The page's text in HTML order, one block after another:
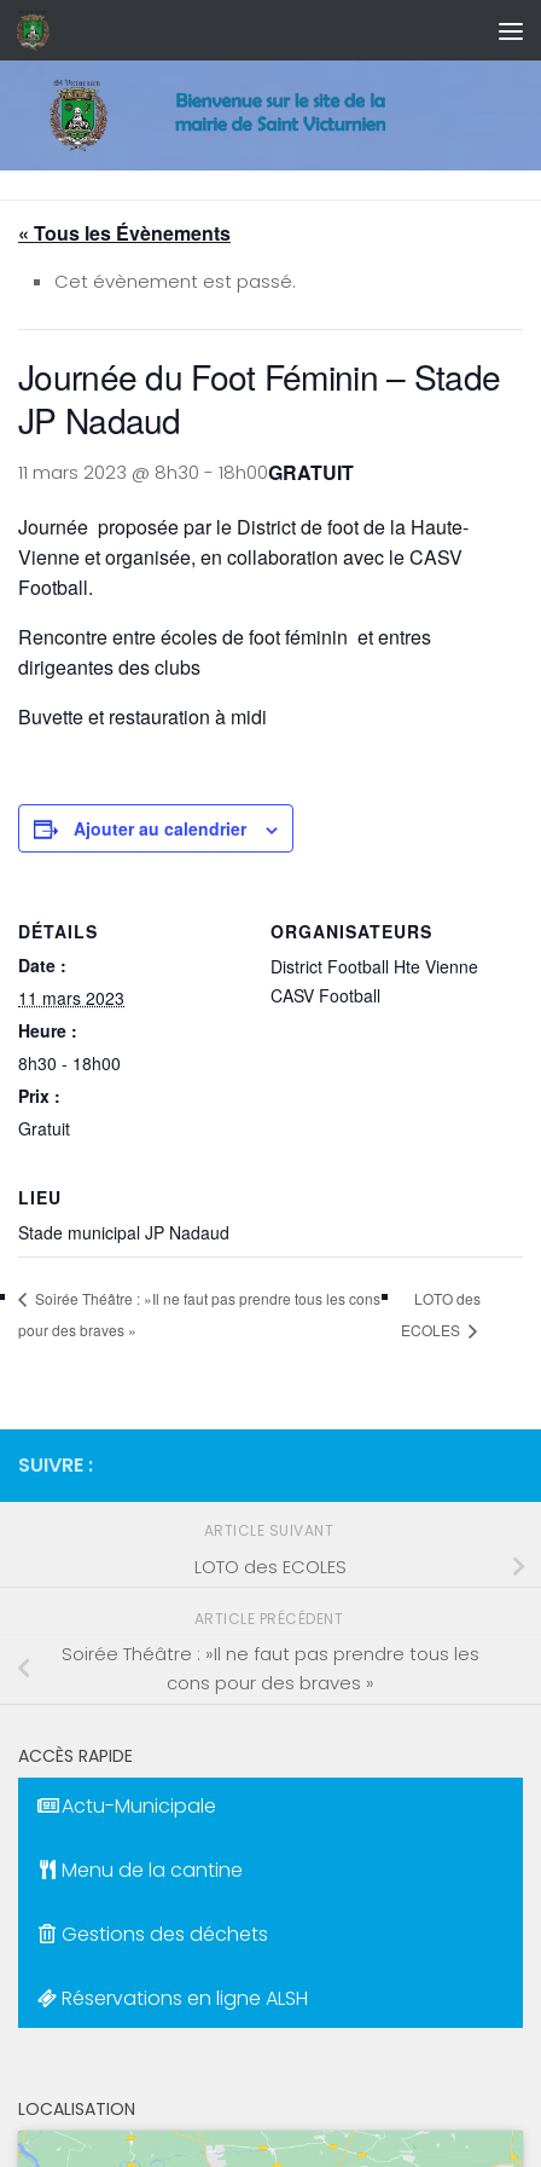
Skip to content
« Tous les Évènements
Cet évènement est passé.
Journée du Foot Féminin – Stade
JP Nadaud
11 mars 2023 @ 8h30 - 18h00GRATUIT
Journée proposée par le District de foot de la Haute-
Vienne et organisée, en collaboration avec le CASV
Football.
Rencontre entre écoles de foot féminin et entres
dirigeantes des clubs
Buvette et restauration à midi
Ajouter au calendrier
DÉTAILS
Date :
11 mars 2023
Heure :
8h30 - 18h00
Prix :
Gratuit
ORGANISATEURS
District Football Hte Vienne
CASV Football
LIEU
Stade municipal JP Nadaud
Soirée Théâtre : »Il ne faut pas prendre tous les cons
pour des braves »
LOTO des
ECOLES
SUIVRE :
ARTICLE SUIVANT
LOTO des ECOLES
ARTICLE PRÉCÉDENT
Soirée Théâtre : »Il ne faut pas prendre tous les
cons pour des braves »
ACCÈS RAPIDE
Actu-Municipale
Menu de la cantine
Gestions des déchets
Réservations en ligne ALSH
LOCALISATION